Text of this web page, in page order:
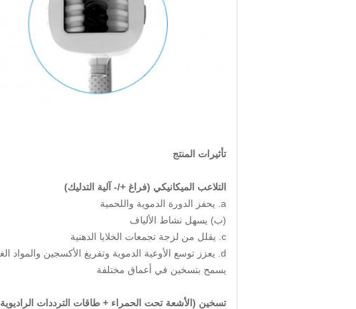
تأثيرات المنتج
التلاعب الميكانيكي (فراغ +/- آلية التدليك)
a. يحفز الدورة الدموية واللحمية
(ب) يسهل نشاط الألياف
c. يقلل من لزجة تجمعات الخلايا الدهنية
d. يعزز توسع الأوعية الدموية وتفريغ الأكسجين والمواد الغذائية
يسمح بتسخين في أعماق مختلفة
تسخين (الأشعة تحت الحمراء + طاقات الترددات الراديوية